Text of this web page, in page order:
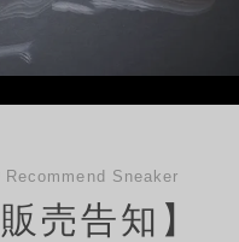
Recommend Sneaker
売告知】